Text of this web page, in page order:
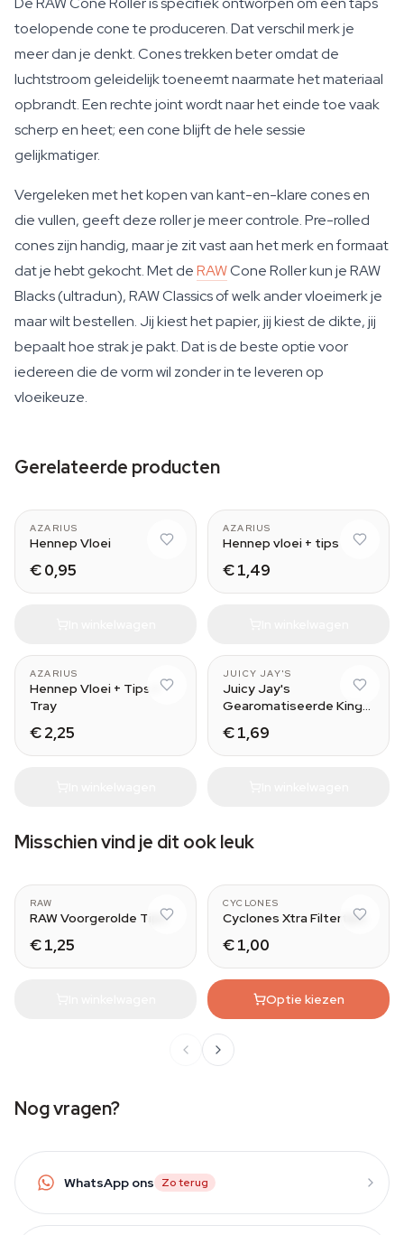
toelopende cone te produceren. Dat verschil merk je
meer dan je denkt. Cones trekken beter omdat de
luchtstroom geleidelijk toeneemt naarmate het materiaal
opbrandt. Een rechte joint wordt naar het einde toe vaak
scherp en heet; een cone blijft de hele sessie
gelijkmatiger.
Vergeleken met het kopen van kant-en-klare cones en
die vullen, geeft deze roller je meer controle. Pre-rolled
cones zijn handig, maar je zit vast aan het merk en formaat
dat je hebt gekocht. Met deRAWCone Roller kun je RAW
Blacks (ultradun), RAW Classics of welk ander vloeimerk je
maar wilt bestellen. Jij kiest het papier, jij kiest de dikte, jij
bepaalt hoe strak je pakt. Dat is de beste optie voor
iedereen die de vorm wil zonder in te leveren op
vloeikeuze.
Gerelateerde producten
AZARIUS
Hennep Vloei
€ 0,95
AZARIUS
Hennep vloei + tips
€ 1,49
AZARIUS
Hennep Vloei + Tips +
Tray
€ 2,25
JUICY JAY'S
Juicy Jay's
Gearomatiseerde King
€ 1,69
Misschien vind je dit ook leuk
RAW
RAW Voorgerolde Tips
€ 1,25
CYCLONES
Cyclones Xtra Filtertips
€ 1,00
Optie kiezen
Nog vragen?
WhatsApp ons Zo terug